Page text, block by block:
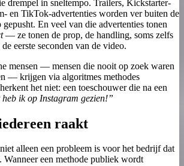
drempel in sneltempo. Trailers, Kickstarter-
en TikTok-advertenties worden ver buiten de
gepusht. En veel van die advertenties tonen
— ze tonen de prop, de handling, soms zelfs
eerste seconden van de video.
mensen — mensen die nooit op zoek waren
— krijgen via algoritmes methodes
het niet: een toeschouwer die na een
heb ik op Instagram gezien!”
raakt
alleen een probleem is voor het bedrijf dat
Wanneer een methode publiek wordt